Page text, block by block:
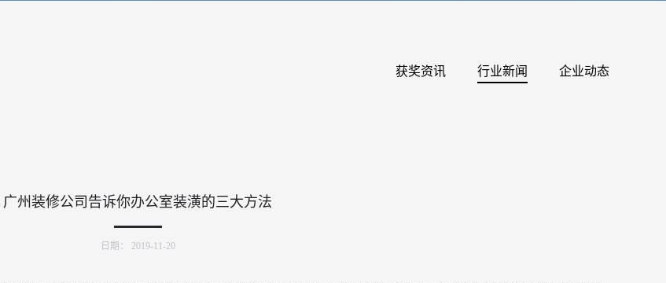
获奖资讯 行业新闻 企业动态
广州装修公司告诉你办公室装潢的三大方法
日期： 2019-11-20